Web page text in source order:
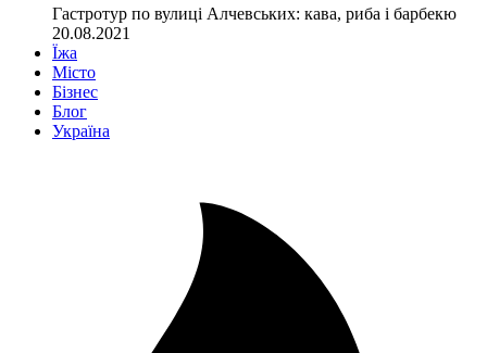
Гастротур по вулиці Алчевських: кава, риба і барбекю
20.08.2021
Їжа
Місто
Бізнес
Блог
Україна